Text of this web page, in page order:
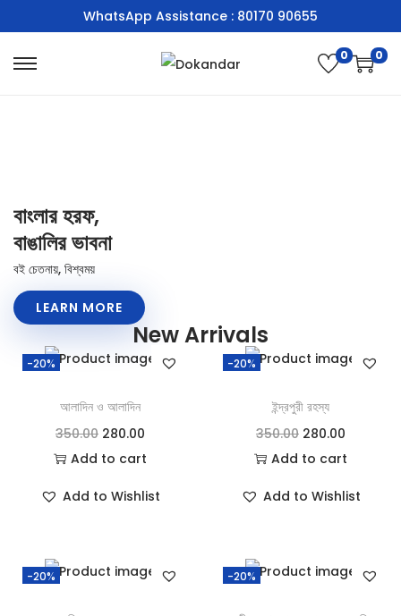
WhatsApp Assistance : 80170 90655
0 0
বাংলার হরফ,
বাঙালির ভাবনা
বই চেতনায়, বিশ্বময়
LEARN MORE
New Arrivals
-20%
আলাদিন ও আলাদিন
350.00 280.00
Add to cart
Add to Wishlist
-20%
ইন্দ্রপুরী রহস্য
350.00 280.00
Add to cart
Add to Wishlist
-20% -20%